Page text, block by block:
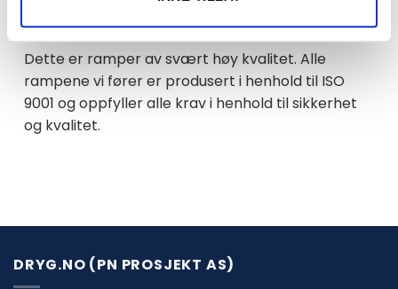
Dette er ramper av svært høy kvalitet. Alle
rampene vi fører er produsert i henhold til ISO
9001 og oppfyller alle krav i henhold til sikkerhet
og kvalitet.
DRYG.NO (PN PROSJEKT AS)